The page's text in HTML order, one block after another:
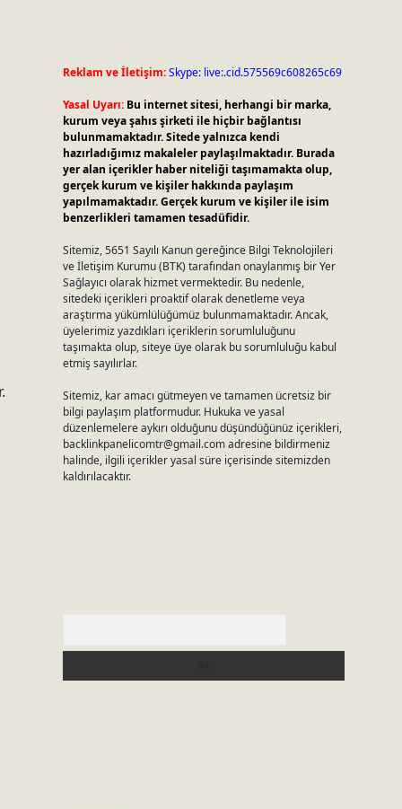
Reklam ve İletişim:Skype: live:.cid.575569c608265c69
Yasal Uyarı: Bu internet sitesi, herhangi bir marka,
kurum veya şahıs şirketi ile hiçbir bağlantısı
bulunmamaktadır. Sitede yalnızca kendi
hazırladığımız makaleler paylaşılmaktadır. Burada
yer alan içerikler haber niteliği taşımamakta olup,
gerçek kurum ve kişiler hakkında paylaşım
yapılmamaktadır. Gerçek kurum ve kişiler ile isim
benzerlikleri tamamen tesadüfidir.
Sitemiz, 5651 Sayılı Kanun gereğince Bilgi Teknolojileri
ve İletişim Kurumu (BTK) tarafından onaylanmış bir Yer
Sağlayıcı olarak hizmet vermektedir. Bu nedenle,
sitedeki içerikleri proaktif olarak denetleme veya
araştırma yükümlülüğümüz bulunmamaktadır. Ancak,
üyelerimiz yazdıkları içeriklerin sorumluluğunu
taşımakta olup, siteye üye olarak bu sorumluluğu kabul
etmiş sayılırlar.
Sitemiz, kar amacı gütmeyen ve tamamen ücretsiz bir
bilgi paylaşım platformudur. Hukuka ve yasal
düzenlemelere aykırı olduğunu düşündüğünüz içerikleri,
backlinkpanelicomtr@gmail.comadresine bildirmeniz
halinde, ilgili içerikler yasal süre içerisinde sitemizden
kaldırılacaktır.